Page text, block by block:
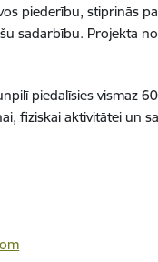
piederību, stiprinās
sadarbību. Projekta
piedalīsies vismaz
fiziskai aktivitātei un